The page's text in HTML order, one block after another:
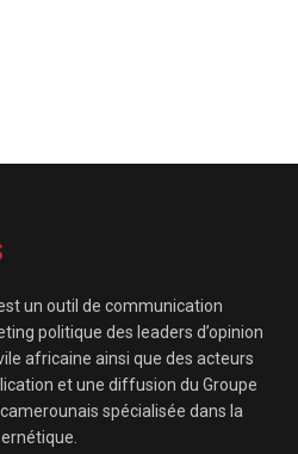
un outil de communication
politique des leaders d’opinion
africaine ainsi que des acteurs
et une diffusion du Groupe
spécialisée dans la